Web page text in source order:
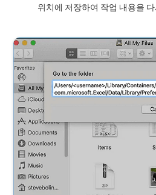
위치에 저장하여 작업 내용을